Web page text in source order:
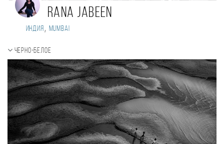
Rana Jabeen
Индия , Mumbai
Черно-белое